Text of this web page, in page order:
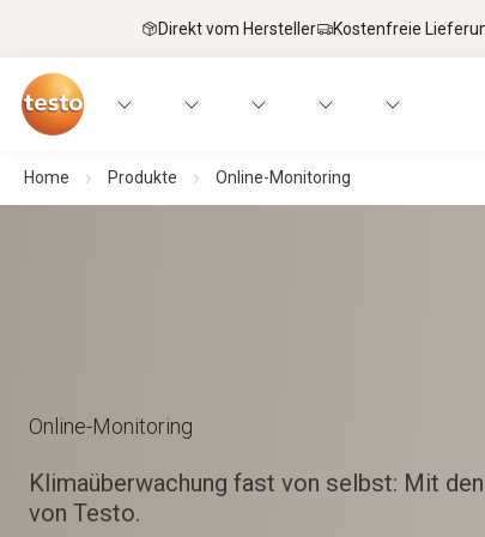
Direkt vom Hersteller Kostenfreie
Home Produkte Online-Monitoring
Online-Monitoring
Klimaüberwachung fast von selbst: Mit
von Testo.